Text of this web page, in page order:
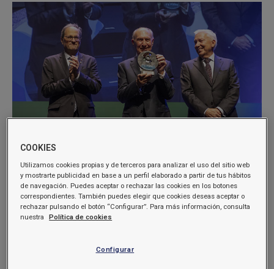
2017. Premio Gaudí-Gresol a la excelencia empresarial
Concedido por la Fundación Gresol
COOKIES
Utilizamos cookies propias y de terceros para analizar el uso del sitio web
y mostrarte publicidad en base a un perfil elaborado a partir de tus hábitos
de navegación. Puedes aceptar o rechazar las cookies en los botones
correspondientes. También puedes elegir que cookies deseas aceptar o
rechazar pulsando el botón “Configurar”. Para más información, consulta
nuestra
Política de cookies
Configurar